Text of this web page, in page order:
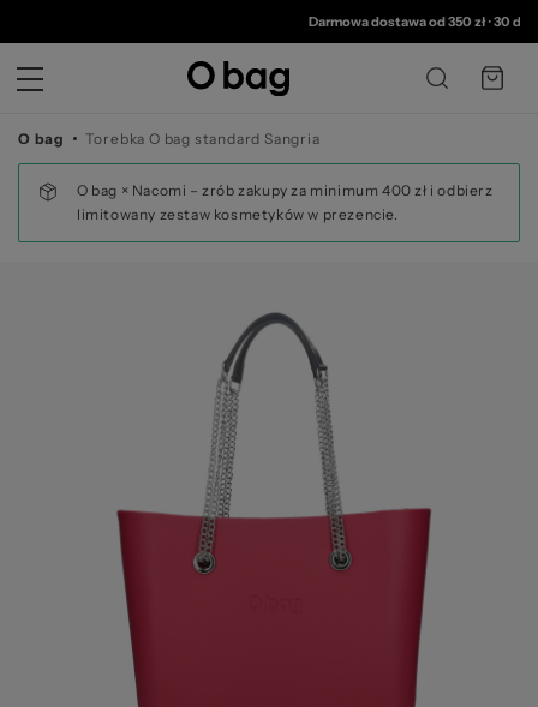
©
Darmowa dostawa od 350 zł•30 dni na zwrot
O bag Torebka O bag standard Sangria
O bag × Nacomi – zrób zakupy za minimum 400 zł i odbierz
limitowany zestaw kosmetyków w prezencie.